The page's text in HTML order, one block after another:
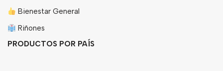
Bienestar General
Riñones
PRODUCTOS POR PAÍS